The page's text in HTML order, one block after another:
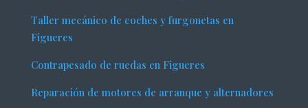
Taller mecánico de coches y furgonetas en
Figueres
Contrapesado de ruedas en Figueres
Reparación de motores de arranque y alternadores